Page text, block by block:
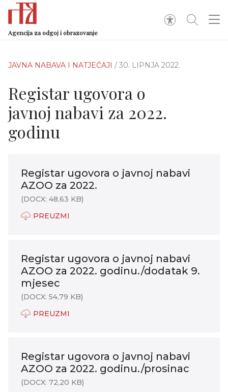
Agencija za odgoj i obrazovanje
JAVNA NABAVA I NATJEČAJI / 30. LIPNJA 2022.
Registar ugovora o
javnoj nabavi za 2022.
godinu
Registar ugovora o javnoj nabavi
AZOO za 2022.
(DOCX: 48,63 KB)
PREUZMI
Registar ugovora o javnoj nabavi
AZOO za 2022. godinu./dodatak 9.
mjesec
(DOCX: 54,79 KB)
PREUZMI
Registar ugovora o javnoj nabavi
AZOO za 2022. godinu./prosinac
(DOCX: 72,20 KB)